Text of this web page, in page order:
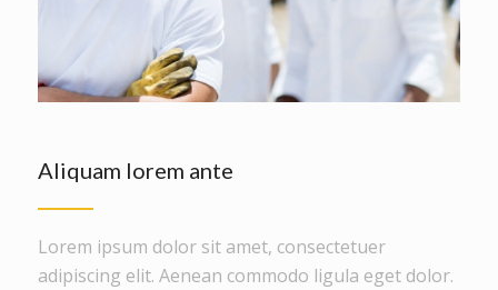
Aliquam lorem ante
Lorem ipsum dolor sit amet, consectetuer
adipiscing elit. Aenean commodo ligula eget dolor.